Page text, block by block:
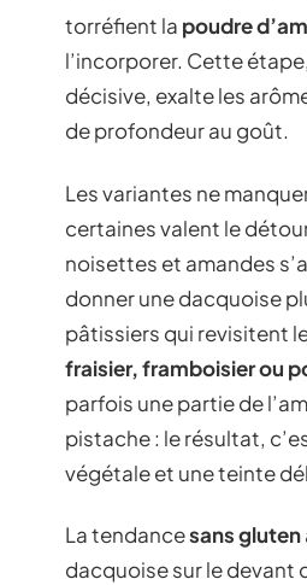
torréfient la poudre
l’incorporer. Cette
décisive, exalte les
de profondeur au goût.
Les variantes ne
certaines valent le
noisettes et amandes
donner une dacquoise
pâtissiers qui revisitent
fraisier, framboisier ou
parfois une partie de
pistache : le résultat,
végétale et une teinte
La tendancesans gluten
dacquoise sur le devant